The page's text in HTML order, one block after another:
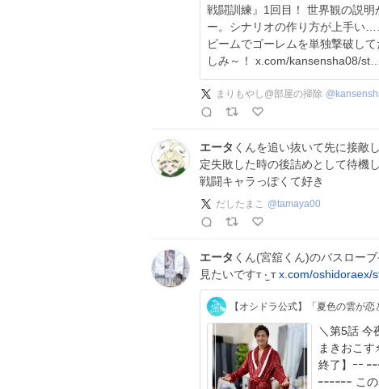
戦闘訓練』1回目！ 世界観の説
ー。シナリオの作り方が上手い
ビームでゴーレムを単独撃破してた。なん
しみ～！ x.com/kansensha08/st…
まりもやし@部屋の掃除 @
エータ くんを追い抜いて先に接敵
定失敗した時の後詰めとして待機
戦闘キャラっぽくて好き
だしたまこ @tamaya00
エータ くん(宮舘くん)のバスロー
見たいですт ‧̫ тx.com/oshidoraex/
【オシドラ公式】「夏色の雲が恋
＼第5話 今
まきおこす⚡️ ｰｰ第4話TVerでの無料見逃し配信は【
終了】ｰｰ ╍╍╍ ⛈️ ╍╍╍ 夏雲嵐off shot ╍╍╍ 🌻
╍╍╍ この赤いバスローブ どこかで見たことあるよう